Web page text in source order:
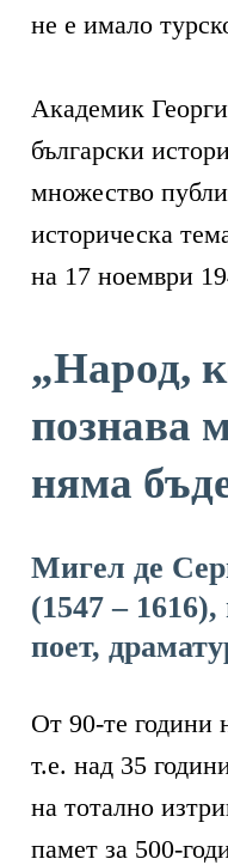
не е имало
Академик
български
множество
историческа
на 17 ноември
„Народ,
познава
няма
Мигел де
(1547 –
поет,
От 90-те години
т.е. над 35
на тотално
памет за 500-